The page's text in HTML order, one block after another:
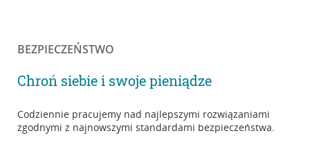
BEZPIECZEŃSTWO
Chroń siebie i swoje pieniądze
Codziennie pracujemy nad najlepszymi rozwiązaniami
zgodnymi z najnowszymi standardami bezpieczeństwa.